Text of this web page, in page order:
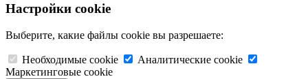
Настройки cookie
Выберите, какие файлы cookie вы разрешаете:
Необходимые cookie
Аналитические cookie
Маркетинговые cookie